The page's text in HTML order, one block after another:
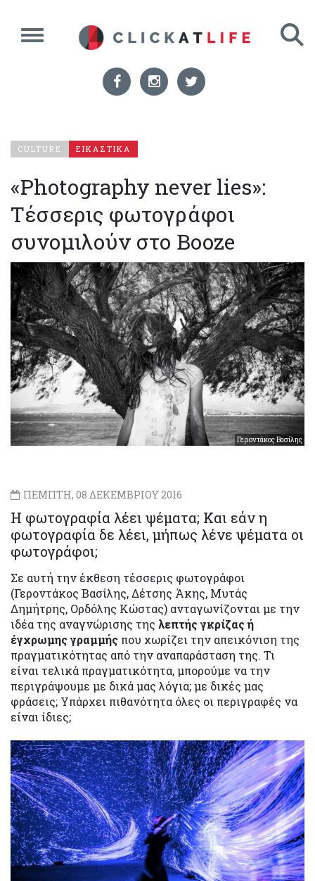
CULTURE ΕΙΚΑΣΤΙΚΑ
«Photography never lies»:
Τέσσερις φωτογράφοι
συνομιλούν στο Booze
Γεροντάκος Βασίλης
ΠΕΜΠΤΗ, 08 ΔΕΚΕΜΒΡΙΟΥ 2016
Η φωτογραφία λέει ψέματα; Και εάν η
φωτογραφία δε λέει, μήπως λένε ψέματα οι
φωτογράφοι;
Σε αυτή την έκθεση τέσσερις φωτογράφοι
(Γεροντάκος Βασίλης, Δέτσης Άκης, Μυτάς
Δημήτρης, Ορδόλης Κώστας) ανταγωνίζονται με την
ιδέα της αναγνώρισης της λεπτής γκρίζας ή
έγχρωμης γραμμής που χωρίζει την απεικόνιση της
πραγματικότητας από την αναπαράσταση της. Τι
είναι τελικά πραγματικότητα, μπορούμε να την
περιγράψουμε με δικά μας λόγια; με δικές μας
φράσεις; Υπάρχει πιθανότητα όλες οι περιγραφές να
είναι ίδιες;